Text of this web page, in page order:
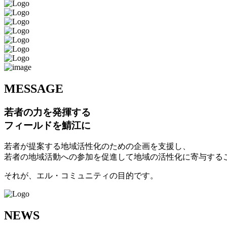
MESSAGE
若者の力を発揮する
フィールドを鯖江に
若者が提案する地域活性化のための企画を支援し、
若者の地域活動への参加を促進して地域の活性化に寄与する
それが、エル・コミュニティの目的です。
NEWS